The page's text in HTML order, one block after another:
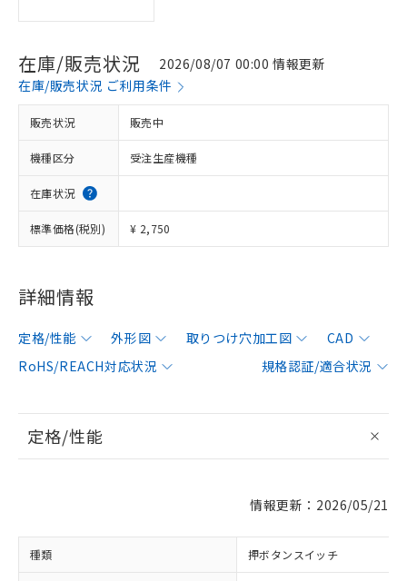
在庫/販売状況
2026/08/07 00:00 情報更新
在庫/販売状況 ご利用条件
販売状況 販売中
機種区分 受注生産機種
在庫状況
標準価格(税別) ¥ 2,750
詳細情報
定格/性能 外形図 取りつけ穴加工図
CAD
RoHS/REACH対応状況
規格認証/適合状況
定格/性能
情報更新：2026/05/21
種類 押ボタンスイッチ